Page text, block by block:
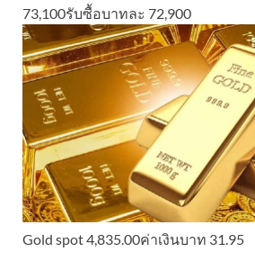
73,100รับซื้อบาทละ 72,900
Gold spot 4,835.00ค่าเงินบาท 31.95